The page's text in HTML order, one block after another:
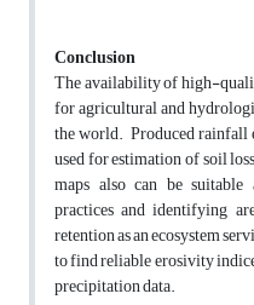
Conclusion
The availability of high-
for agricultural and
the world. Produced rainfall
used for estimation of soil
maps also can be
practices and identifying
retention as an ecosystem
to find reliable erosivity
precipitation data.